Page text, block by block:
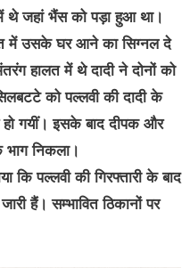
थे जहां भैंस को पड़ा हुआ था।
में उसके घर आने का सिग्नल दे
हालत में थे दादी ने दोनों को
को पल्लवी की दादी के
हो गयीं। इसके बाद दीपक और
भाग निकला।
कि पल्लवी की गिरफ्तारी के बाद
हैं। सम्भावित ठिकानों पर